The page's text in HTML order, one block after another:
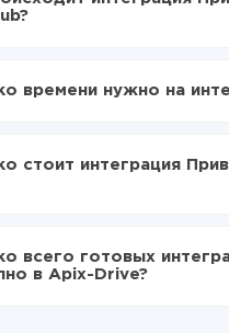
какие данные
из Приват24 в SMS
времени нужно на
и составлять от 5-ти до
настройка занимает 10-15
стоит интеграция
Вы оплачиваете только
которые по факту
всего готовых
в Apix-Drive?